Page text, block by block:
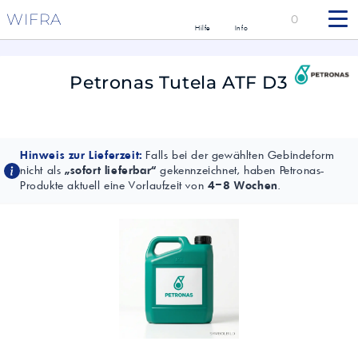
WIFRA Hilfe Info
0
Petronas Tutela ATF D3
Hinweis zur Lieferzeit: Falls bei der gewählten Gebindeform
nicht als „sofort lieferbar“ gekennzeichnet, haben Petronas-
Produkte aktuell eine Vorlaufzeit von 4–8 Wochen.